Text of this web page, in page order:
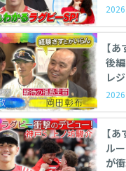
【
後
レ
【あすリー
ル
が